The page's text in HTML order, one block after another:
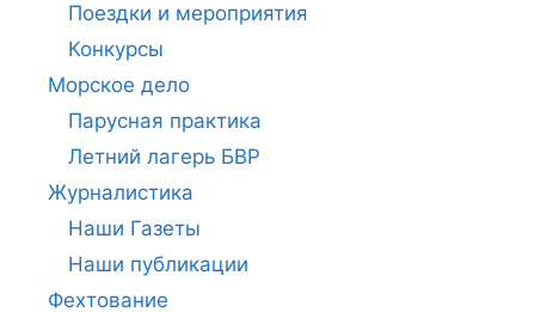
Поездки и мероприятия
Конкурсы
Морское дело
Парусная практика
Летний лагерь БВР
Журналистика
Наши Газеты
Наши публикации
Фехтование